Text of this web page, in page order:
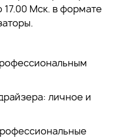
17.00 Мск. в формате
личное и